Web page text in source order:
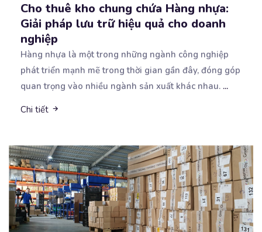
Cho thuê kho chung chứa Hàng nhựa:
Giải pháp lưu trữ hiệu quả cho doanh
nghiệp
Hàng nhựa là một trong những ngành công nghiệp
phát triển mạnh mẽ trong thời gian gần đây, đóng góp
quan trọng vào nhiều ngành sản xuất khác nhau. ...
Chi tiết